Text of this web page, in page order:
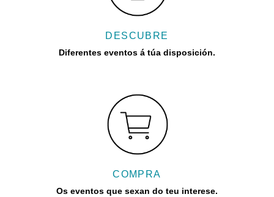
DESCUBRE
Diferentes eventos á túa disposición.
COMPRA
Os eventos que sexan do teu interese.